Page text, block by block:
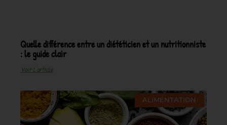
Quelle différence entre un diététicien et un nutritionniste
: le guide clair
Voir L'article
ALIMENTATION